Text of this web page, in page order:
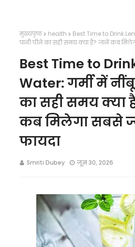
मुख्यपृष्ठ health
Best Time to Drink
पानी पीने का सही समय क्या है? जानें कब
Best Time to
Water: गर्मी में
का सही समय क्या
कब मिलेगा सबसे
फायदा
Smriti Dubey जून 30, 2026